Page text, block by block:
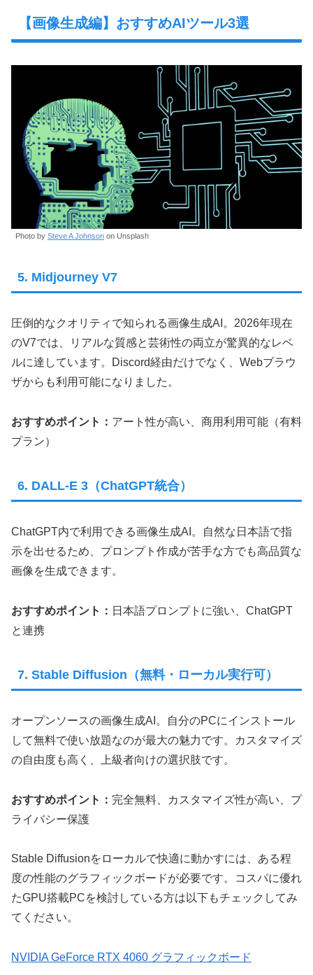
【画像生成編】おすすめAIツール3選
Photo by Steve A Johnson on Unsplash
5. Midjourney V7
圧倒的なクオリティで知られる画像生成AI。2026年現在
のV7では、リアルな質感と芸術性の両立が驚異的なレベ
ルに達しています。Discord経由だけでなく、Webブラウ
ザからも利用可能になりました。
おすすめポイント： アート性が高い、商用利用可能（有料
プラン）
6. DALL-E 3（ChatGPT統合）
ChatGPT内で利用できる画像生成AI。自然な日本語で指
示を出せるため、プロンプト作成が苦手な方でも高品質な
画像を生成できます。
おすすめポイント： 日本語プロンプトに強い、ChatGPT
と連携
7. Stable Diffusion（無料・ローカル実行可）
オープンソースの画像生成AI。自分のPCにインストール
して無料で使い放題なのが最大の魅力です。カスタマイズ
の自由度も高く、上級者向けの選択肢です。
おすすめポイント： 完全無料、カスタマイズ性が高い、プ
ライバシー保護
Stable Diffusionをローカルで快適に動かすには、ある程
度の性能のグラフィックボードが必要です。コスパに優れ
たGPU搭載PCを検討している方は以下もチェックしてみ
てください。
NVIDIA GeForce RTX 4060 グラフィックボード